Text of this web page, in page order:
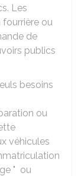
Les
fourrière ou
de
publics
besoins
ou
véhicules
" ou